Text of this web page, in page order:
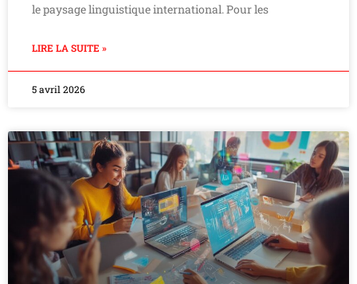
le paysage linguistique international. Pour les
LIRE LA SUITE »
5 avril 2026